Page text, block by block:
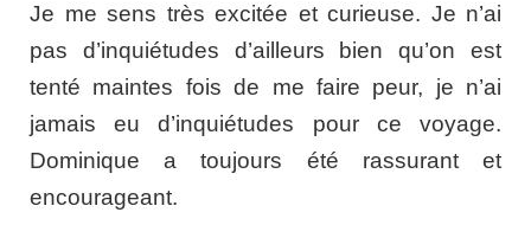
Je me sens très excitée et curieuse. Je n’ai
pas d’inquiétudes d’ailleurs bien qu’on est
tenté maintes fois de me faire peur, je n’ai
jamais eu d’inquiétudes pour ce voyage.
Dominique a toujours été rassurant et
encourageant.